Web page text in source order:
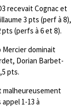
recevait Cognac et
3 pts (perf à 8),
pts (perfs à 6 et 8).
Mercier dominait
Dorian Barbet-
pts.
malheureusement
1-13 à